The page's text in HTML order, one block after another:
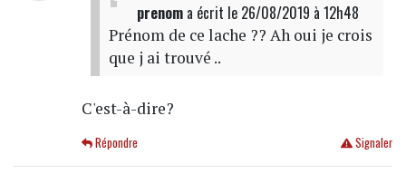
prenoma écrit le 26/08/2019 à 12h48
Prénom de ce lache ?? Ah oui je crois
que j ai trouvé ..
C'est-à-dire?
Signaler
Répondre